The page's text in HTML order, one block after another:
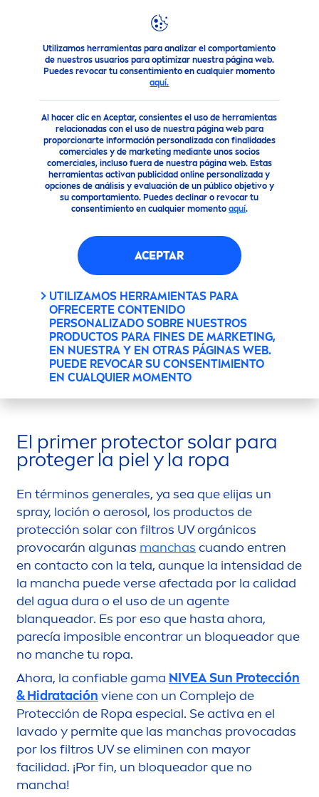
Utilizamos herramientas para analizar el comportamiento
de nuestros usuarios para optimizar nuestra página web.
Puedes revocar tu consentimiento en cualquier momento
aquí.
Al hacer clic en Aceptar, consientes el uso de herramientas
relacionadas con el uso de nuestra página web para
proporcionarte información personalizada con finalidades
comerciales y de marketing mediante unos socios
comerciales, incluso fuera de nuestra página web. Estas
herramientas activan publicidad online personalizada y
opciones de análisis y evaluación de un público objetivo y
su comportamiento. Puedes declinar o revocar tu
consentimiento en cualquier momento aquí.
ACEPTAR
UTILIZAMOS HERRAMIENTAS PARA
OFRECERTE CONTENIDO
PERSONALIZADO SOBRE NUESTROS
PRODUCTOS PARA FINES DE MARKETING,
EN NUESTRA Y EN OTRAS PÁGINAS WEB.
PUEDE REVOCAR SU CONSENTIMIENTO
EN CUALQUIER MOMENTO
Consejo Protección Solar Bloqueadores Solares Anti-
EL BLOQUEADOR QUE NO
MANCHA Y SÍ PROTEGE
El primer protector solar para
proteger la piel y la ropa
En términos generales, ya sea que elijas un
spray, loción o aerosol, los productos de
protección solar con filtros UV orgánicos
provocarán algunas manchas cuando entren
en contacto con la tela, aunque la intensidad de
la mancha puede verse afectada por la calidad
del agua dura o el uso de un agente
blanqueador. Es por eso que hasta ahora,
parecía imposible encontrar un bloqueador que
no manche tu ropa.
Ahora, la confiable gama NIVEASun Protección
& Hidratación viene con un Complejo de
Protección de Ropa especial. Se activa en el
lavado y permite que las manchas provocadas
por los filtros UV se eliminen con mayor
facilidad. ¡Por fin, un bloqueador que no
mancha!